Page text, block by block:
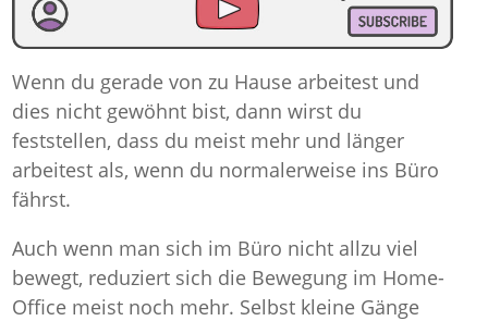
Wenn du gerade von zu Hause arbeitest und
dies nicht gewöhnt bist, dann wirst du
feststellen, dass du meist mehr und länger
arbeitest als, wenn du normalerweise ins Büro
fährst.
Auch wenn man sich im Büro nicht allzu viel
bewegt, reduziert sich die Bewegung im Home-
Office meist noch mehr. Selbst kleine Gänge